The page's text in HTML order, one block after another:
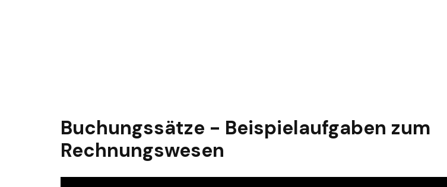
Buchungssätze - Beispielaufgaben zum
Rechnungswesen